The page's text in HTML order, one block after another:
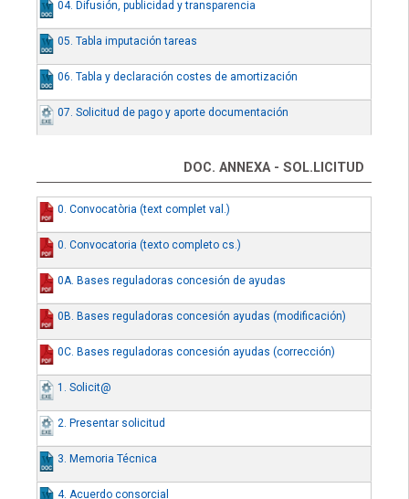
04. Difusión, publicidad y transparencia
05. Tabla imputación tareas
06. Tabla y declaración costes de amortización
07. Solicitud de pago y aporte documentación
DOC. ANNEXA - SOL.LICITUD
0. Convocatòria (text complet val.)
0. Convocatoria (texto completo cs.)
0A. Bases reguladoras concesión de ayudas
0B. Bases reguladoras concesión ayudas (modificación)
0C. Bases reguladoras concesión ayudas (corrección)
1. Solicit@
2. Presentar solicitud
3. Memoria Técnica
4. Acuerdo consorcial